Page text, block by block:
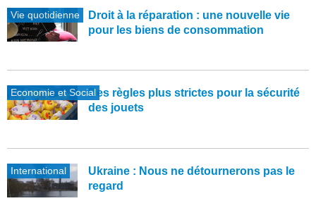
Vie quotidienne
Droit à la réparation : une nouvelle vie
pour les biens de consommation
Economie et SocialDes règles plus strictes pour la sécurité
des jouets
International
Ukraine : Nous ne détournerons pas le
regard